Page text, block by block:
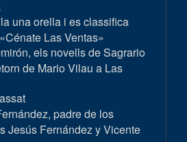
una orella i es classifica
Las Ventas»
els novells de Sagrario
de Mario Vilau a Las
padre de los
Jesús Fernández y Vicente